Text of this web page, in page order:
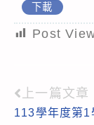
下載
Post
Read
more
上一篇文章
113學年度第1